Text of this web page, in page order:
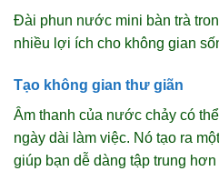
Đài phun nước mini bàn trà
nhiều lợi ích cho không gian
Tạo không gian thư giãn
Âm thanh của nước chảy có
ngày dài làm việc. Nó tạo ra
giúp bạn dễ dàng tập trung